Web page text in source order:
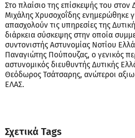
Στο πλαίσιο της επίσκεψής του στον
Μιχάλης Χρυσοχοΐδης ενημερώθηκε
απασχολούν τις υπηρεσίες της
διάρκεια σύσκεψης στην οποία
συντονιστής Αστυνομίας Νοτίου
Παναγιώτης Πούπουζας, ο γενικός
αστυνομικός διευθυντής Δυτικής
Θεόδωρος Τσάτσαρης, ανώτεροι
ΕΛΑΣ.
Σχετικά Tags